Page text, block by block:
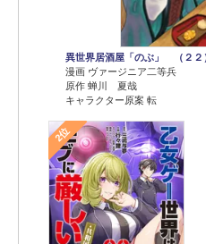
異世界居酒屋「のぶ」 （２２
漫画 ヴァージニア二等兵
原作 蝉川 夏哉
キャラクター原案 転
2位